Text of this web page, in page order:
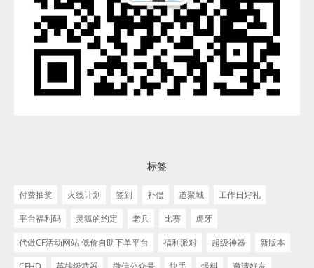
标签
付费抽奖 火线计划 签到 补偿 道聚城
工作日好礼
平台福利码
灵狐的约定 老兵 比赛
虎牙
代做CF活动网站 低价自助下单平台
福利派对 超级神器
新版本